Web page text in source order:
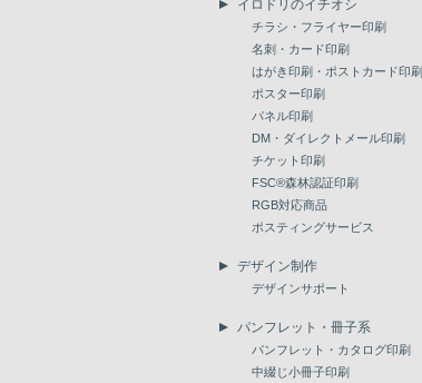
イロドリのイチオシ
チラシ・フライヤー印刷
名刺・カード印刷
はがき印刷・ポストカード印刷
ポスター印刷
パネル印刷
DM・ダイレクトメール印刷
チケット印刷
FSC®森林認証印刷
RGB対応商品
ポスティングサービス
デザイン制作
デザインサポート
パンフレット・冊子系
パンフレット・カタログ印刷
中綴じ小冊子印刷